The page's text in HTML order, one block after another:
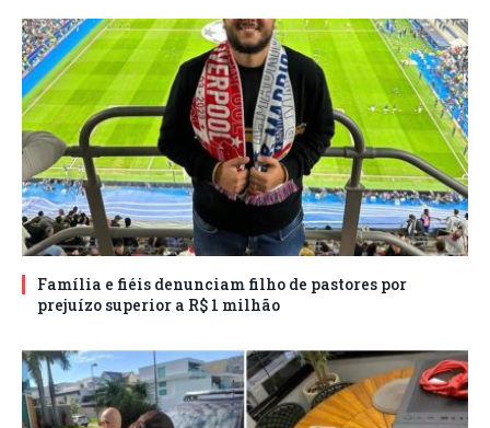
Família e fiéis denunciam filho de pastores por
prejuízo superior a R$ 1 milhão